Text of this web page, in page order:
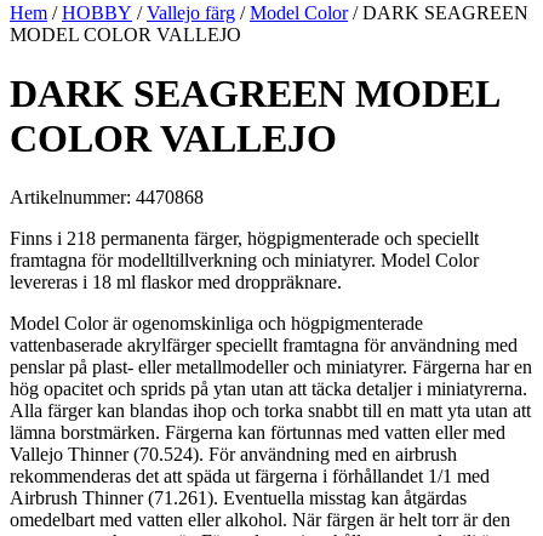
Hem /HOBBY /Vallejo färg /Model Color/ DARK SEAGREEN
MODEL COLOR VALLEJO
DARK SEAGREEN MODEL
COLOR VALLEJO
Artikelnummer: 4470868
Finns i 218 permanenta färger, högpigmenterade och speciellt
framtagna för modelltillverkning och miniatyrer. Model Color
levereras i 18 ml flaskor med droppräknare.
Model Color är ogenomskinliga och högpigmenterade
vattenbaserade akrylfärger speciellt framtagna för användning med
penslar på plast- eller metallmodeller och miniatyrer. Färgerna har en
hög opacitet och sprids på ytan utan att täcka detaljer i miniatyrerna.
Alla färger kan blandas ihop och torka snabbt till en matt yta utan att
lämna borstmärken. Färgerna kan förtunnas med vatten eller med
Vallejo Thinner (70.524). För användning med en airbrush
rekommenderas det att späda ut färgerna i förhållandet 1/1 med
Airbrush Thinner (71.261). Eventuella misstag kan åtgärdas
omedelbart med vatten eller alkohol. När färgen är helt torr är den